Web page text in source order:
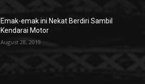
Emak-emak ini Nekat Berdiri Sambil
Kendarai Motor
August 28, 2019